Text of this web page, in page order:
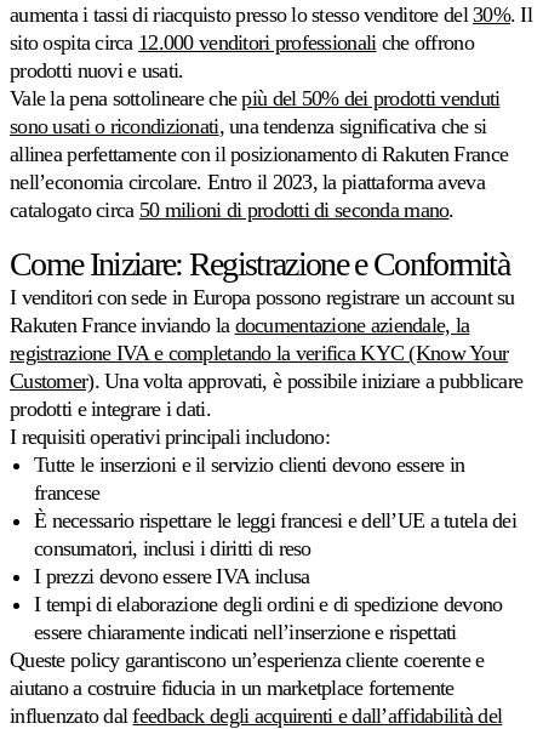
Stock-
aware
Lasci
che
i
livelli
di
stock
guidino
i
prezzi.
Velocity
pricing
Prezzi
calibrati
sulla
velocità
vendita.
Strategie
personalizzate
Costruisca
le
proprie
regole
di
pricing.
Come
si
distingue
Multiply
Scopri
aumenta i tassi di riacquisto presso lo stesso venditore del30%. Il
sito ospita circa 12.000 venditori professionali che offrono
prodotti nuovi e usati.
Vale la pena sottolineare chepiù del 50% dei prodotti venduti
sono usati o ricondizionati, una tendenza significativa che si
allinea perfettamente con il posizionamento di Rakuten France
nell’economia circolare. Entro il 2023, la piattaforma aveva
catalogato circa 50 milioni di prodotti di seconda mano.
Come Iniziare: Registrazione e Conformità
I venditori con sede in Europa possono registrare un account su
Rakuten France inviando la documentazione aziendale, la
registrazione IVA e completando la verifica KYC (Know Your
Customer). Una volta approvati, è possibile iniziare a pubblicare
prodotti e integrare i dati.
I requisiti operativi principali includono:
Tutte le inserzioni e il servizio clienti devono essere in
francese
È necessario rispettare le leggi francesi e dell’UE a tutela dei
consumatori, inclusi i diritti di reso
I prezzi devono essere IVA inclusa
I tempi di elaborazione degli ordini e di spedizione devono
essere chiaramente indicati nell’inserzione e rispettati
Queste policy garantiscono un’esperienza cliente coerente e
aiutano a costruire fiducia in un marketplace fortemente
influenzato dalfeedback degli acquirenti e dall’affidabilità del